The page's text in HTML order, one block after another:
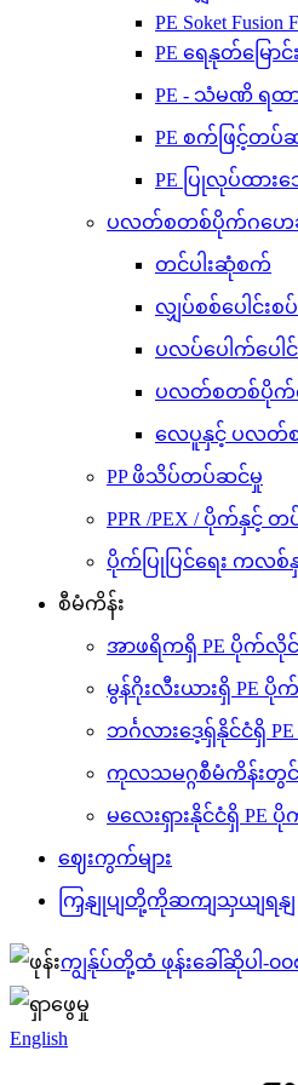
PE Soket Fusion
PE ရေနုတ်မြော
PE - သံမဏိ ရထ
PE စက်ဖြင့်တပ်ဆ
PE ပြုလုပ်ထား
ပလတ်စတစ်ပိုက်ဂဟ
တင်ပါးဆုံစက်
လျှပ်စစ်ပေါင်းစ
ပလပ်ပေါက်ပေါ
ပလတ်စတစ်ပိုက်ကိ
လေပူနှင့် ပလတ်စ
PP ဖိသိပ်တပ်ဆင်မှု
PPR /PEX / ပိုက်နှင့် တ
ပိုက်ပြုပြင်ရေး ကလ
စီမံကိန်း
အာဖရိကရှိ PE ပိုက်လိုင်
မွန်ဂိုးလီးယားရှိ PE ပို
ဘင်္ဂလားဒေ့ရှ်နိုင်ငံရှိ
ကုလသမဂ္ဂစီမံကိန်းတွင်
မလေးရှားနိုင်ငံရှိ PE
ဈေးကွက်များ
ကြှနျုပျတို့ကိုဆကျသှယျရနျ
ကျွန်ုပ်တို့ထံ ဖုန်းခေါ်ဆိုပါ-၀၀
English